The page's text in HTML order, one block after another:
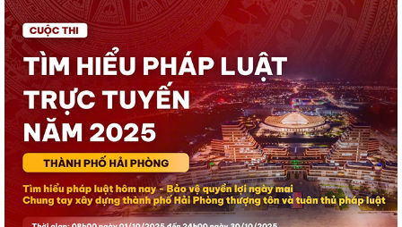
Tuổi trẻ Chi đoàn UBND đặc khu Cát Hải lan tỏa nghĩa tình từ những
“Bữa cơm tri ân”
Khai mạc Lễ hội làng tháng Sáu tại Cụm di tích Đình, Chùa Gia Lộc
Lễ hội truyền thống Xa mã – Rước kiệu Đình Hoàng Châu: Gìn giữ, phát
huy giá trị Di tích lịch sử...
Lễ hội Đình Đồng Bài góp phần gìn giữ và phát huy giá trị văn hóa
truyền thống vùng biển Cát Hải
Hội Cựu chiến binh đặc khu Cát Hải thăm, tặng quà hội viên cựu chiến